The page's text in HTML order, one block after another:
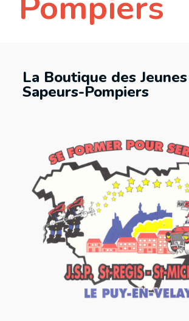
La Boutique des Jeunes
Sapeurs-Pompiers